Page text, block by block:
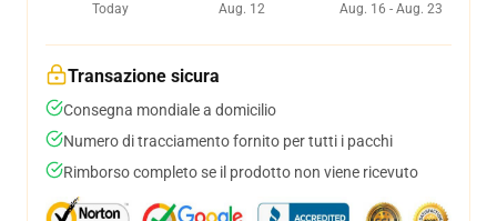
Today
Aug. 12
Aug. 16 - Aug. 23
Transazione sicura
Consegna mondiale a domicilio
Numero di tracciamento fornito per tutti i pacchi
Rimborso completo se il prodotto non viene ricevuto